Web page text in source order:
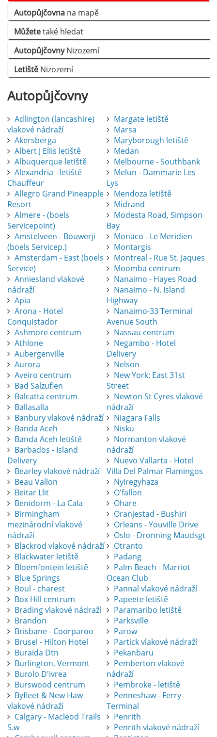
Autopůjčovna na mapě
Můžetetaké hledat
AutopůjčovnyNizozemí
Letiště Nizozemí
Autopůjčovny
Adlington (lancashire)
vlakové nádraží
Akersberga
Albert J Ellis letiště
Albuquerque letiště
Alexandria - letiště
Chauffeur
Allegro Grand Pineapple
Resort
Almere - (boels
Servicepoint)
Amstelveen - Bouwerji
(boels Servicep.)
Amsterdam - East (boels
Service)
Anniesland vlakové
nádraží
Apia
Arona - Hotel
Conquistador
Ashmore centrum
Athlone
Aubergenville
Aurora
Aveiro centrum
Bad Salzuflen
Balcatta centrum
Ballasalla
Banbury vlakové nádraží
Banda Aceh
Banda Aceh letiště
Barbados - Island
Delivery
Bearley vlakové nádraží
Beau Vallon
Beitar Llit
Benidorm - La Cala
Birmingham
mezinárodní vlakové
nádraží
Blackrod vlakové nádraží
Blackwater letiště
Bloemfontein letiště
Blue Springs
Boul - charest
Box Hill centrum
Brading vlakové nádraží
Brandon
Brisbane - Coorparoo
Brusel - Hilton Hotel
Buraida Dtn
Burlington, Vermont
Burolo D'ivrea
Burswood centrum
Byfleet & New Haw
vlakové nádraží
Calgary - Macleod Trails
S.w
Margate letiště
Marsa
Maryborough letiště
Medan
Melbourne - Southbank
Melun - Dammarie Les
Lys
Mendoza letiště
Midrand
Modesta Road, Simpson
Bay
Monaco - Le Meridien
Montargis
Montreal - Rue St. Jaques
Moomba centrum
Nanaimo - Hayes Road
Nanaimo - N. Island
Highway
Nanaimo-33 Terminal
Avenue South
Nassau centrum
Negambo - Hotel
Delivery
Nelson
New York: East 31st
Street
Newton St Cyres vlakové
nádraží
Niagara Falls
Nisku
Normanton vlakové
nádraží
Nuevo Vallarta - Hotel
Villa Del Palmar Flamingos
Nyiregyhaza
O'fallon
Ohare
Oranjestad - Bushiri
Orleans - Youville Drive
Oslo - Dronning Maudsgt
Otranto
Padang
Palm Beach - Marriot
Ocean Club
Pannal vlakové nádraží
Papeete letiště
Paramaribo letiště
Parksville
Parow
Partick vlakové nádraží
Pekanbaru
Pemberton vlakové
nádraží
Pembroke - letiště
Penneshaw - Ferry
Terminal
Penrith
Penrith vlakové nádraží